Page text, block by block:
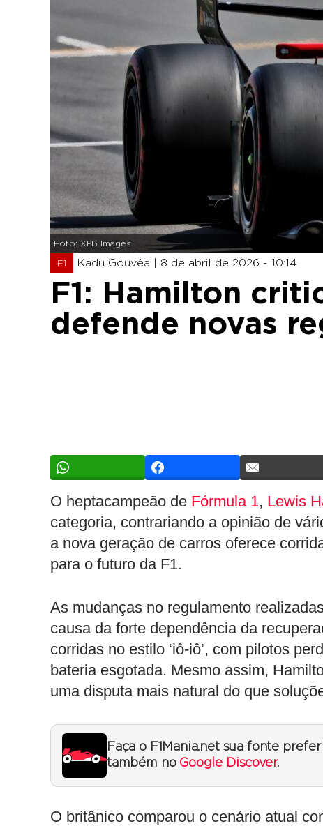
Foto: XPB Images
F1 Kadu Gouvêa | 8 de abril de 2026 - 10:14
F1: Hamilton
defende novas
O heptacampeão de Fórmula 1, Lewis
categoria, contrariando a opinião de
a nova geração de carros oferece
para o futuro da F1.
As mudanças no regulamento
causa da forte dependência da
corridas no estilo ‘iô-iô’, com pilotos
bateria esgotada. Mesmo assim,
uma disputa mais natural do que
Faça o F1Mania.net sua fonte
também no Google Discover.
O britânico comparou o cenário atual